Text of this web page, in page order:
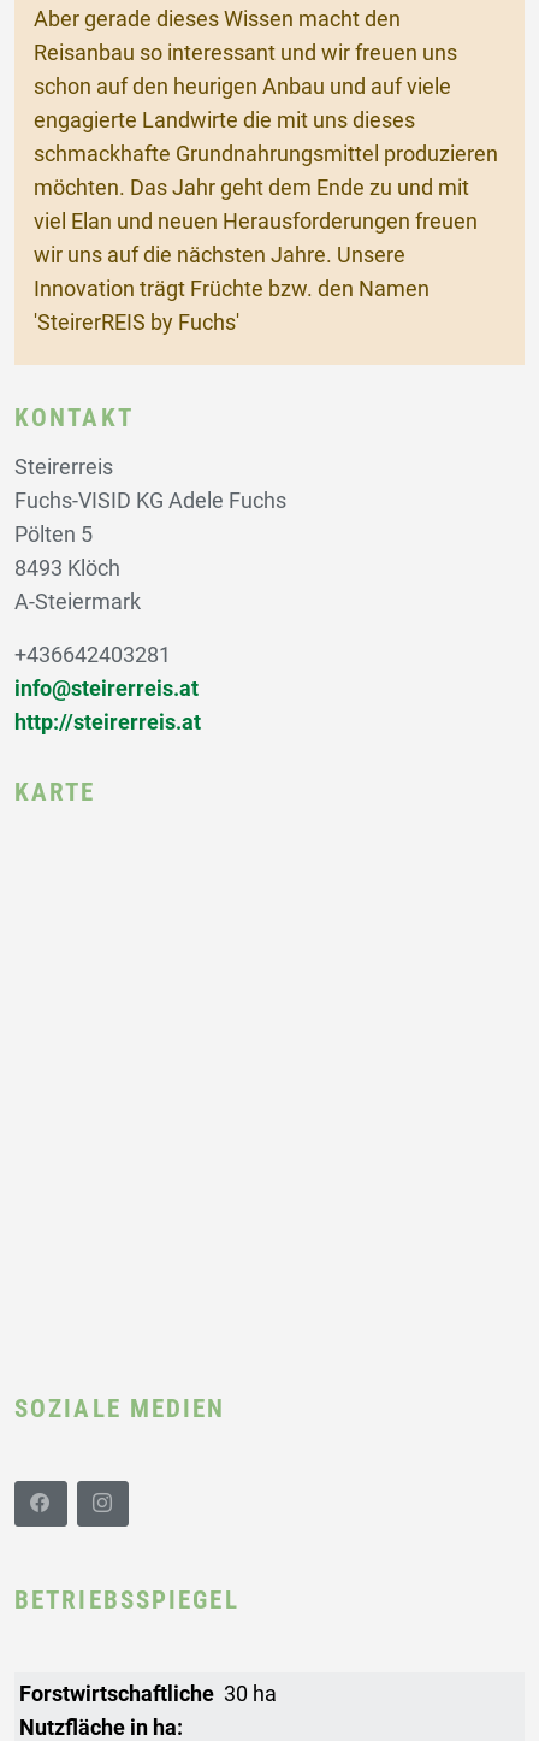
Aber gerade dieses Wissen macht den
Reisanbau so interessant und wir freuen uns
schon auf den heurigen Anbau und auf viele
engagierte Landwirte die mit uns dieses
schmackhafte Grundnahrungsmittel produzieren
möchten. Das Jahr geht dem Ende zu und mit
viel Elan und neuen Herausforderungen freuen
wir uns auf die nächsten Jahre. Unsere
Innovation trägt Früchte bzw. den Namen
'SteirerREIS by Fuchs'
KONTAKT
Steirerreis
Fuchs-VISID KG Adele Fuchs
Pölten 5
8493 Klöch
A-Steiermark
+436642403281
info@steirerreis.at
http://steirerreis.at
KARTE
SOZIALE MEDIEN
BETRIEBSSPIEGEL
Forstwirtschaftliche
Nutzfläche in ha:
30 ha